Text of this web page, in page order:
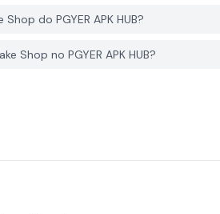
do PGYER APK HUB?
Shop no PGYER APK HUB?